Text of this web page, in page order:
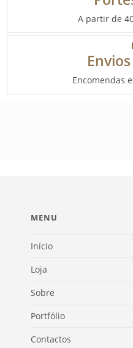
A partir de
Encomendas
MENU
Início
Loja
Sobre
Portfólio
Contactos